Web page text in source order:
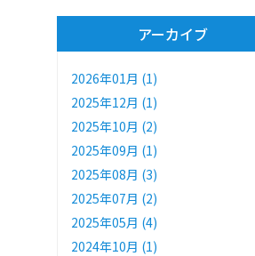
アーカイブ
2026年01月 (1)
2025年12月 (1)
2025年10月 (2)
2025年09月 (1)
2025年08月 (3)
2025年07月 (2)
2025年05月 (4)
2024年10月 (1)